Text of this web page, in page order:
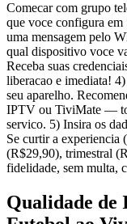
Comecar com grupo
que voce configura em
uma mensagem pelo
qual dispositivo voce
Receba suas
liberacao e imediata!
seu aparelho.
IPTV ou TiviMate —
servico. 5) Insira os
Se curtir a experiencia
(R$29,90), trimestral
fidelidade, sem multa,
Qualidade de